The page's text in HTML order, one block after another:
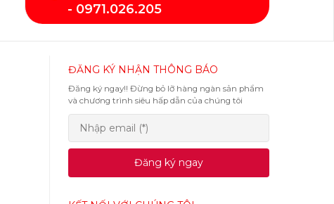
- 0971.026.205
ĐĂNG KÝ NHẬN THÔNG BÁO
Đăng ký ngay!! Đừng bỏ lỡ hàng ngàn sản phẩm
và chương trình siêu hấp dẫn của chúng tôi
Đăng ký ngay